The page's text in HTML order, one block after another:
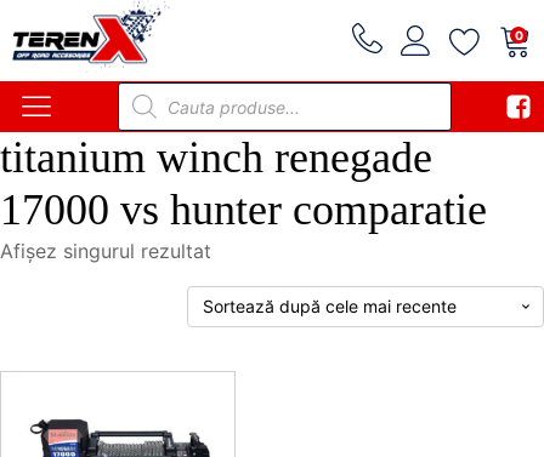
0
Products
search
titanium winch renegade
17000 vs hunter comparatie
Afișez singurul rezultat